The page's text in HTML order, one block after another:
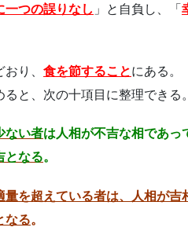
一つの誤りなし 」と自負し、「
り、 食を節することにある。
と、次の十項目に整理できる。
ない者は人相が不吉な相であっ
となる。
量を超えている者は、人相が吉
なる。